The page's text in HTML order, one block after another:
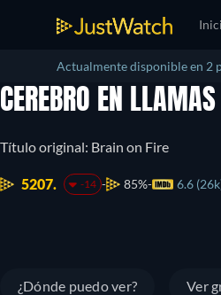
Actualmente disponible en 2
CEREBRO EN LLAMAS
Título original: Brain on Fire
5207. -14 85% 6.6
¿Dónde puedo ver? Ver